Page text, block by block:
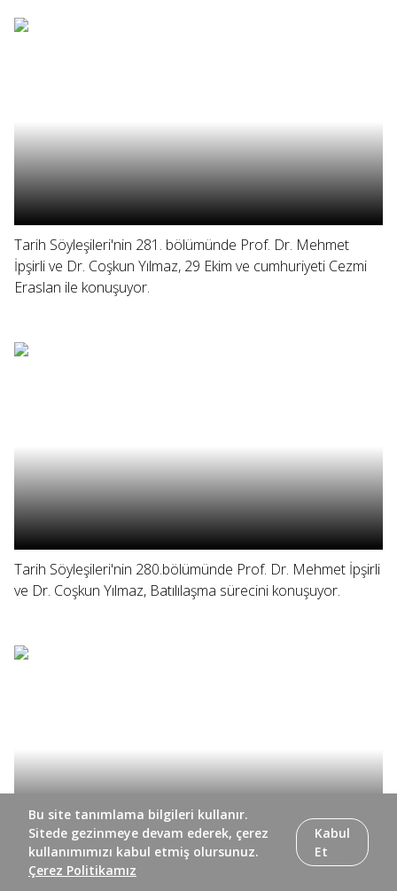
Tarih Söyleşileri'nin 281. bölümünde Prof. Dr. Mehmet
İpşirli ve Dr. Coşkun Yılmaz, 29 Ekim ve cumhuriyeti Cezmi
Eraslan ile konuşuyor.
Tarih Söyleşileri'nin 280.bölümünde Prof. Dr. Mehmet İpşirli
ve Dr. Coşkun Yılmaz, Batılılaşma sürecini konuşuyor.
Tarih Söyleşileri'nin 279. bölümünde Prof. Dr. Mehmet
Bu site tanımlama bilgileri kullanır.
Sitede gezinmeye devam ederek, çerez
kullanımımızı kabul etmiş olursunuz.
Çerez Politikamız
Kabul
Et